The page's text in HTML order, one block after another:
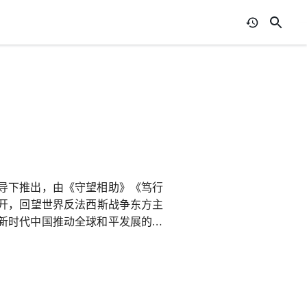
下推出，由《守望相助》《笃行
，回望世界反法西斯战争东方主
时代中国推动全球和平发展的思